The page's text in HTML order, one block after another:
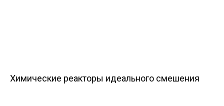
Химические реакторы идеального смешения